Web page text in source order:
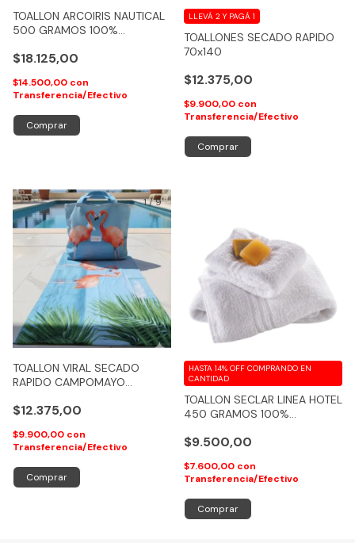
TOALLON ARCOIRIS NAUTICAL
500 GRAMOS 100%
$18.125,00
$14.500,00 con
Transferencia/Efectivo
Comprar
TOALLONES SECADO RAPIDO
70x140
$12.375,00
LLEVÁ 2 Y PAGÁ 1
$9.900,00 con
Transferencia/Efectivo
1/9
TOALLON VIRAL SECADO
RAPIDO CAMPOMAYO
REGALO
$12.375,00
$9.900,00 con
Transferencia/Efectivo
Comprar
TOALLON SECLAR LINEA HOTEL
450 GRAMOS 100%
$9.500,00
HASTA 14% OFF COMPRANDO EN
CANTIDAD
$7.600,00 con
Transferencia/Efectivo
Comprar